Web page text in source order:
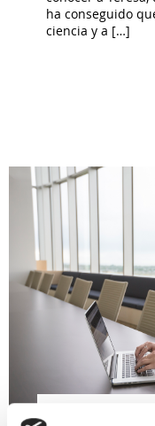
ha conseguido
ciencia y a […]
QUIERO SER